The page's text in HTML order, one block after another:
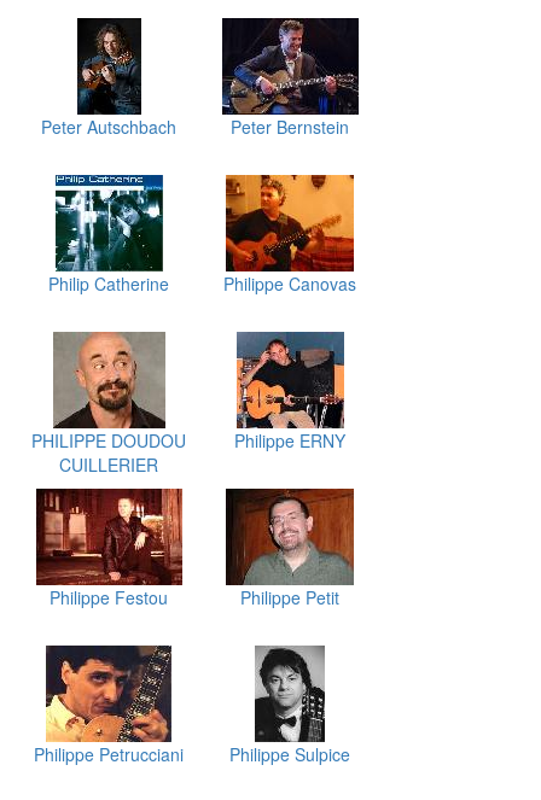
Peter Autschbach Peter Bernstein
Philip Catherine Philippe Canovas
PHILIPPE DOUDOU
CUILLERIER
Philippe ERNY
Philippe Festou Philippe Petit
Philippe Petrucciani Philippe Sulpice